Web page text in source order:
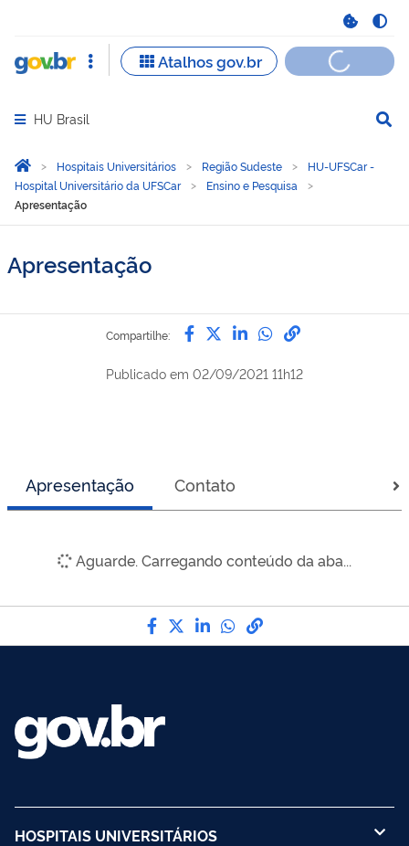
Abrir menu principal de navegação
HU Brasil
Você está aqui:
Página Inicial
Hospitais Universitários Região Sudeste
HU-UFSCar -
Hospital Universitário da UFSCar
Ensino e Pesquisa
Apresentação
Apresentação
Compartilhe: Compartilhe por Facebook
Compartilhe por Twitter
Compartilhe por
Compartilhe
link para
Publicado em 02/09/2021 11h12
Apresentação Contato
Aguarde. Carregando conteúdo da aba...
Compartilhe por Facebook
Compartilhe por Twitter
Compartilhe por
Compartilhe por
link para Copiar
HOSPITAIS UNIVERSITÁRIOS